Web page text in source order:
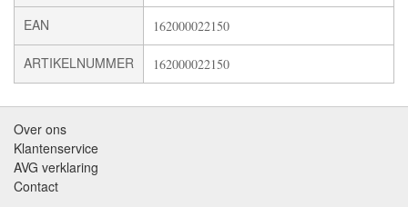
EAN 162000022150
ARTIKELNUMMER 162000022150
Over ons
Klantenservice
AVG verklaring
Contact